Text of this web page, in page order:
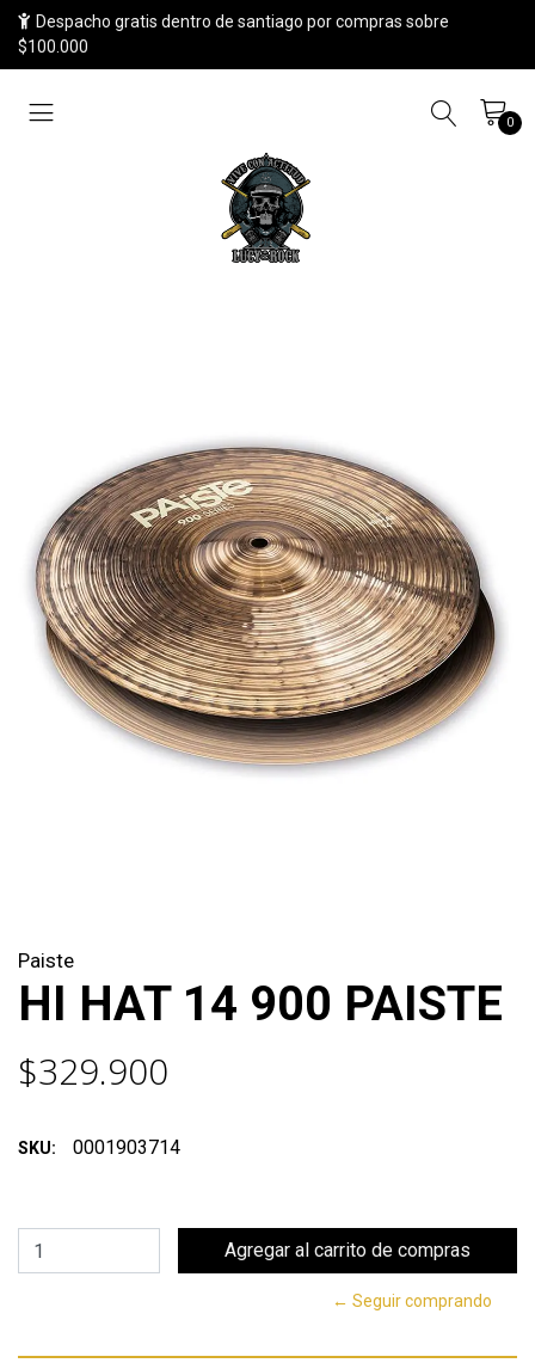
Despacho gratis dentro de santiago por compras sobre
$100.000
0
Paiste
HI HAT 14 900 PAISTE
$329.900
SKU: 0001903714
← Seguir comprando